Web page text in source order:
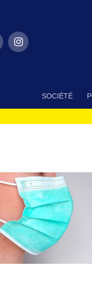
SOCIÉTÉ